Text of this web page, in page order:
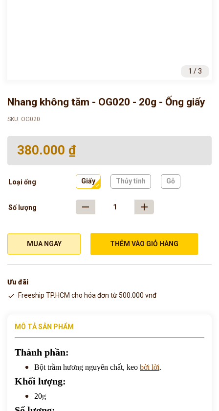
1 / 3
Nhang không tăm - OG020 - 20g - Ống giấy
SKU: OG020
380.000 ₫
Loại ống Giấy Thủy tinh Gỗ
Số lượng
MUA NGAY THÊM VÀO GIỎ HÀNG
Ưu đãi
Freeship TP.HCM cho hóa đơn từ 500.000 vnđ
MÔ TẢ SẢN PHẨM
Thành phần:
Bột trầm hương nguyên chất, keo bời lời.
Khối lượng:
20g